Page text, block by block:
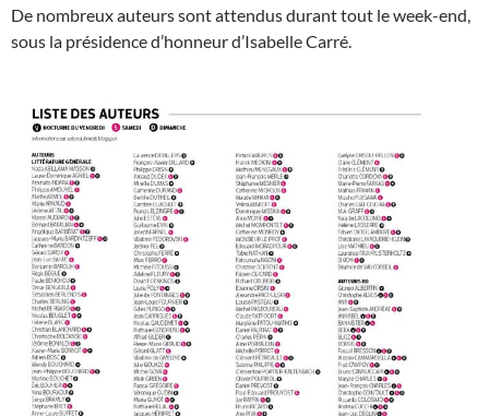
De nombreux auteurs sont attendus durant tout le week-end,
sous la présidence d’honneur d’Isabelle Carré.